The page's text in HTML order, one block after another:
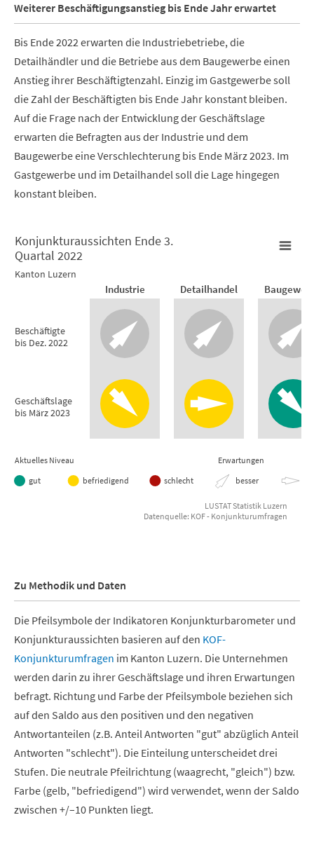
Weiterer Beschäftigungsanstieg bis Ende Jahr erwartet
Bis Ende 2022 erwarten die Industriebetriebe, die
Detailhändler und die Betriebe aus dem Baugewerbe einen
Anstieg ihrer Beschäftigtenzahl. Einzig im Gastgewerbe soll
die Zahl der Beschäftigten bis Ende Jahr konstant bleiben.
Auf die Frage nach der Entwicklung der Geschäftslage
erwarten die Befragten aus der Industrie und dem
Baugewerbe eine Verschlechterung bis Ende März 2023. Im
Gastgewerbe und im Detailhandel soll die Lage hingegen
konstant bleiben.
Konjunkturaussichten Ende 3. Quartal 2022
View as data table, Konjunkturaussichten Ende 3. Quartal
Beschäftigte
bis Dez. 2022
Geschäftslage
bis März 2023
Industrie Detailhandel
Aktuelles Niveau
Erwartungen
gut
befriedigend schlecht besser
Konjunkturaussichten Ende 3.
Quartal 2022
Kanton Luzern
LUSTAT Statistik Luzern
Datenquelle: KOF - Konjunkturumfragen
Zu Methodik und Daten
Die Pfeilsymbole der Indikatoren Konjunkturbarometer und
Konjunkturaussichten basieren auf den KOF-
Konjunkturumfragen im Kanton Luzern. Die Unternehmen
werden darin zu ihrer Geschäftslage und ihren Erwartungen
befragt. Richtung und Farbe der Pfeilsymbole beziehen sich
auf den Saldo aus den positiven und den negativen
Antwortanteilen (z.B. Anteil Antworten "gut" abzüglich Anteil
Antworten "schlecht"). Die Einteilung unterscheidet drei
Stufen. Die neutrale Pfeilrichtung (waagrecht, "gleich") bzw.
Farbe (gelb, "befriedigend") wird verwendet, wenn der Saldo
zwischen +/–10 Punkten liegt.